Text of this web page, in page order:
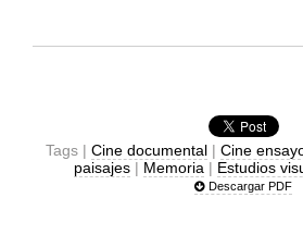
Tags | Cine documental | Cine
paisajes| Memoria | Estudios
Descargar PDF